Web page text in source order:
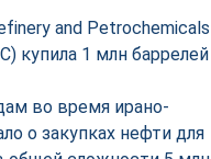
and Petrochemicals
купила 1 млн баррелей
во время ирано-
о закупках нефти для